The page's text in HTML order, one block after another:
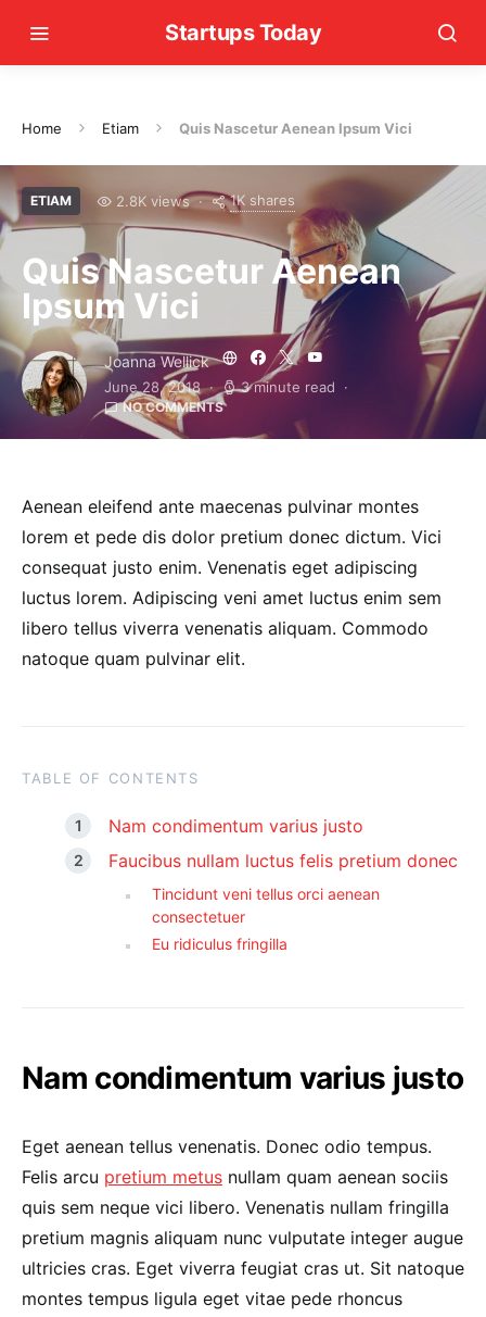
Startups Today
Home Etiam Quis Nascetur Aenean Ipsum Vici
ETIAM 2.8K views 1K shares
Quis Nascetur Aenean
Ipsum Vici
Joanna Wellick
June 28, 2018 3 minute read
NO COMMENTS
Aenean eleifend ante maecenas pulvinar montes
lorem et pede dis dolor pretium donec dictum. Vici
consequat justo enim. Venenatis eget adipiscing
luctus lorem. Adipiscing veni amet luctus enim sem
libero tellus viverra venenatis aliquam. Commodo
natoque quam pulvinar elit.
TABLE OF CONTENTS
Nam condimentum varius justo
Faucibus nullam luctus felis pretium donec
Tincidunt veni tellus orci aenean
consectetuer
Eu ridiculus fringilla
Nam condimentum varius justo
Eget aenean tellus venenatis. Donec odio tempus.
Felis arcu pretium metus nullam quam aenean sociis
quis sem neque vici libero. Venenatis nullam fringilla
pretium magnis aliquam nunc vulputate integer augue
ultricies cras. Eget viverra feugiat cras ut. Sit natoque
montes tempus ligula eget vitae pede rhoncus